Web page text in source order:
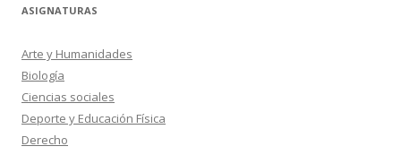
ASIGNATURAS
Arte y Humanidades
Biología
Ciencias sociales
Deporte y Educación Física
Derecho